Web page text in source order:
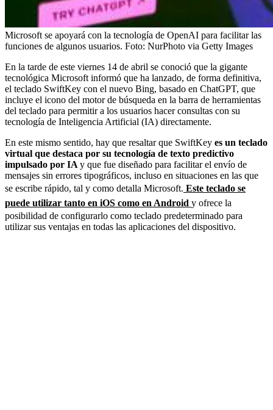
Microsoft se apoyará con la tecnología de OpenAI para facilitar las
funciones de algunos usuarios. Foto: NurPhoto via Getty Images
En la tarde de este viernes 14 de abril se conoció que la gigante
tecnológica Microsoft informó que ha lanzado, de forma definitiva,
el teclado SwiftKey con el nuevo Bing, basado en ChatGPT, que
incluye el icono del motor de búsqueda en la barra de herramientas
del teclado para permitir a los usuarios hacer consultas con su
tecnología de Inteligencia Artificial (IA) directamente.
En este mismo sentido, hay que resaltar que SwiftKey es un teclado
virtual que destaca por su tecnología de texto predictivo
impulsado por IA y que fue diseñado para facilitar el envío de
mensajes sin errores tipográficos, incluso en situaciones en las que
se escribe rápido, tal y como detalla Microsoft. Este teclado se
puede utilizar tanto en iOS como en Android y ofrece la
posibilidad de configurarlo como teclado predeterminado para
utilizar sus ventajas en todas las aplicaciones del dispositivo.